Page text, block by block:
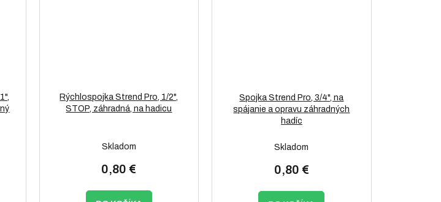
Rýchlospojka Strend Pro, 1/2",
STOP, záhradná, na hadicu
Skladom
0,80 €
Spojka Strend Pro, 3/4", na
spájanie a opravu záhradných
hadíc
Skladom
0,80 €